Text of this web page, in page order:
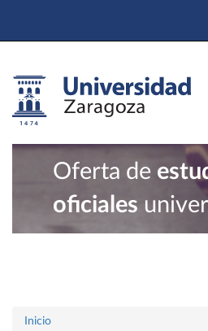
Oferta de
oficiales
Inicio